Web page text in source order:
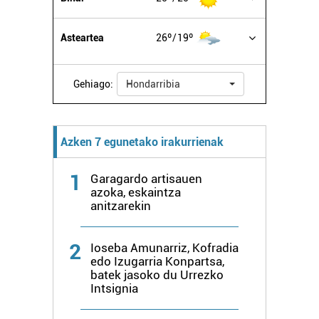
datuen atalean. Edozein unetan alda edo ken dezakezu
zure baimena Cookieen adierazpenean.
Webgune honek cookie propioak eta hirugarrenen cookie-
fitxategiak erabiltzen ditu. Zure esperientzia eta
zerbitzuak hobetzeko asmoz, cookie teknologiaz
Asteartea 26º 19º
Gehiago: Hondarribia
Azken 7 egunetako irakurrienak
1
Garagardo artisauen
azoka, eskaintza
anitzarekin
2
Ioseba Amunarriz, Kofradia
edo Izugarria Konpartsa,
batek jasoko du Urrezko
Intsignia